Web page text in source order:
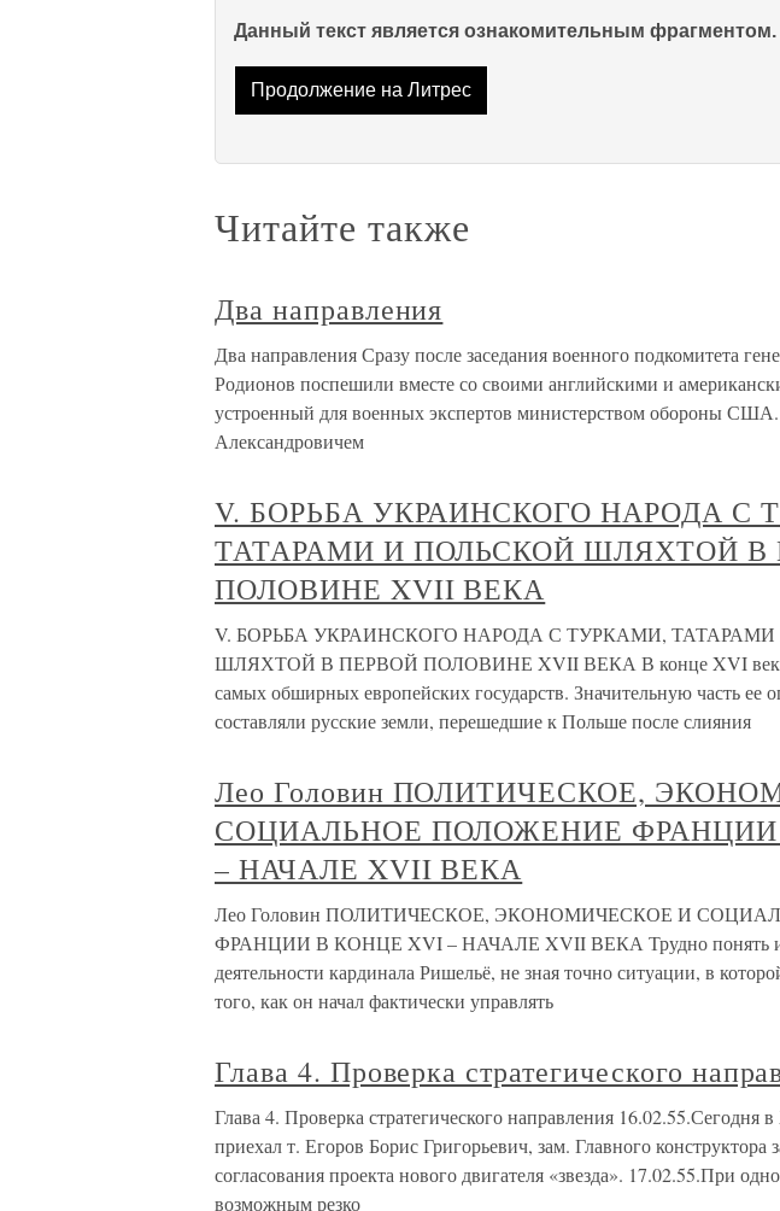
Данный текст является ознакомительным фрагментом.
Продолжение на Литрес
Читайте также
Два направления
Два направления Сразу после заседания военного подкомитета
Родионов поспешили вместе со своими английскими и
устроенный для военных экспертов министерством обороны
Александровичем
V. БОРЬБА УКРАИНСКОГО НАРОДА С
ТАТАРАМИ И ПОЛЬСКОЙ ШЛЯХТОЙ В
ПОЛОВИНЕ XVII ВЕКА
V. БОРЬБА УКРАИНСКОГО НАРОДА С ТУРКАМИ,
ШЛЯХТОЙ В ПЕРВОЙ ПОЛОВИНЕ XVII ВЕКА В конце XVI века
самых обширных европейских государств. Значительную часть ее
составляли русские земли, перешедшие к Польше после слияния
Лео Головин ПОЛИТИЧЕСКОЕ,
СОЦИАЛЬНОЕ ПОЛОЖЕНИЕ ФРАНЦИИ
– НАЧАЛЕ XVII ВЕКА
Лео Головин ПОЛИТИЧЕСКОЕ, ЭКОНОМИЧЕСКОЕ И
ФРАНЦИИ В КОНЦЕ XVI – НАЧАЛЕ XVII ВЕКА Трудно понять и
деятельности кардинала Ришельё, не зная точно ситуации, в
того, как он начал фактически управлять
Глава 4. Проверка стратегического
Глава 4. Проверка стратегического направления 16.02.55.Сегодня
приехал т. Егоров Борис Григорьевич, зам. Главного конструктора
согласования проекта нового двигателя «звезда». 17.02.55.При
возможным резко